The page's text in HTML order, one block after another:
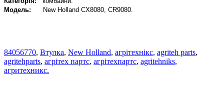
Модель:
New Holland CX8080, CR9080.
84056770, Втулка, New Holland, агрітехнікс, agriteh parts,
agritehparts, агрітех партс, агрітехпартс, agritehniks,
агритехникс.